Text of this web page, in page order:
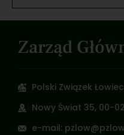
Zarząd
Polski Związek
Nowy Świat 35, 00-
e-mail: